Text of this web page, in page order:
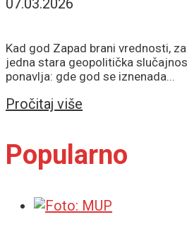
Kad god Zapad brani vrednosti,
jedna stara geopolitička
ponavlja: gde god se iznenada...
Pročitaj više
Popularno